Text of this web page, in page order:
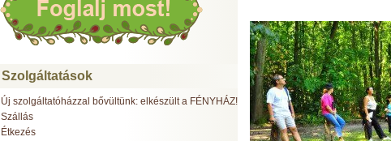
Szolgáltatások
Új szolgáltatóházzal bővültünk: elkészült a FÉNYHÁZ!
Szállás
Étkezés